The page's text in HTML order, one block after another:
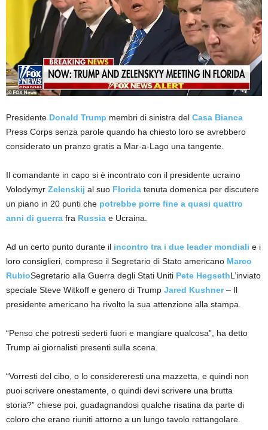
Presidente Donald Trump membri di sinistra del Casa Bianca
Press Corps senza parole quando ha chiesto loro se avrebbero
considerato un pranzo gratis a Mar-a-Lago una tangente.
Il comandante in capo si è incontrato con il presidente ucraino
Volodymyr Zelenskij al suo Florida tenuta domenica per discutere
un piano in 20 punti che potrebbe porre fine a quasi quattro
anni di guerra fra Russia e Ucraina.
Ad un certo punto durante il incontro tra i due leader mondiali e i
loro consiglieri, compreso il Segretario di Stato americano Marco
RubioSegretario alla Guerra degli Stati Uniti Pete HegsethL’inviato
speciale Steve Witkoff e genero di Trump Jared Kushner– Il
presidente americano ha rivolto la sua attenzione alla stampa.
“Penso che potresti sederti fuori e mangiare qualcosa”, ha detto
Trump ai giornalisti presenti sulla scena.
“Vorresti del cibo, o lo considereresti una mazzetta, e quindi non
puoi scrivere onestamente, o quindi devi scrivere una brutta
storia?” chiese poi, guadagnandosi qualche risatina da parte di
coloro che erano riuniti attorno a un lungo tavolo rettangolare.